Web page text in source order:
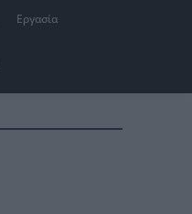
Εργασία